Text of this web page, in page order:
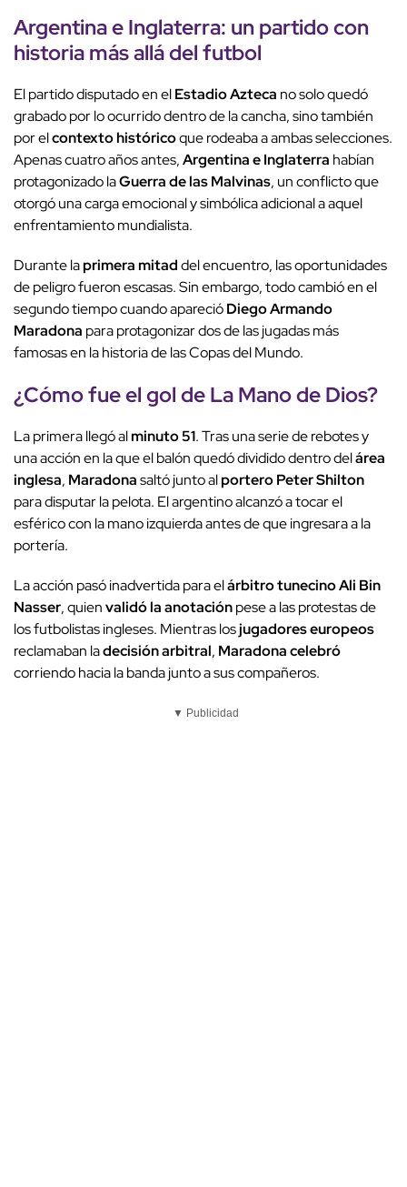
Argentina e Inglaterra: un partido con
historiamás allá del futbol
El partido disputado en elEstadio Azteca no solo quedó
grabado por lo ocurrido dentro de la cancha, sino también
por elcontexto históricoque rodeaba a ambas selecciones.
Apenas cuatro años antes,Argentina e Inglaterra habían
protagonizado laGuerra de las Malvinas, un conflicto que
otorgó una carga emocional y simbólica adicional a aquel
enfrentamiento mundialista.
Durante laprimera mitaddel encuentro, las oportunidades
de peligro fueron escasas. Sin embargo, todo cambió en el
segundo tiempo cuando aparecióDiego Armando
Maradona para protagonizar dos de las jugadas más
famosas en la historia de las Copas del Mundo.
¿Cómo fue elgoldeLa Mano de Dios?
La primera llegó alminuto 51. Tras una serie de rebotes y
una acción en la que el balón quedó dividido dentro delárea
inglesa, Maradonasaltó junto alportero Peter Shilton
para disputar la pelota. El argentino alcanzó a tocar el
esférico con la mano izquierda antes de que ingresara a la
portería.
La acción pasó inadvertida para elárbitro tunecino Ali Bin
Nasser, quienvalidó la anotaciónpese a las protestas de
los futbolistas ingleses. Mientras losjugadores europeos
reclamaban ladecisión arbitral, Maradona celebró
corriendo hacia la banda junto a sus compañeros.
▼ Publicidad